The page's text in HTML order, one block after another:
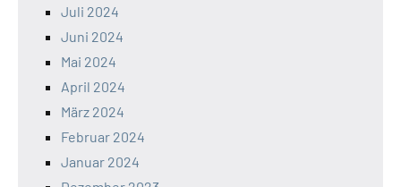
Juli 2024
Juni 2024
Mai 2024
April 2024
März 2024
Februar 2024
Januar 2024